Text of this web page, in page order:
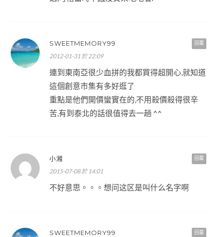
回覆
SWEETMEMORY99
2012-01-31 於 22:09
連到東南亞很少血拼的我都買得超開心,就知道
這個創意市集有多好逛了
重點是他們開價蠻實在的,不用殺價殺得很辛
苦,有到泰北的話很值得去一趟 ^^
回覆
小湘
2015-07-08 於 14:01
不好意思。。。想问这区是叫什么名字啊
回覆
SWEETMEMORY99